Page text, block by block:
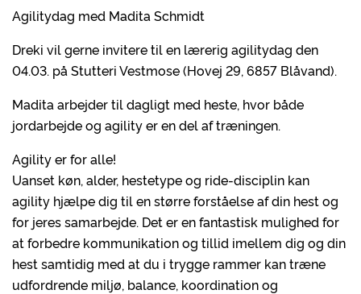
Agilitydag med Madita Schmidt
Dreki vil gerne invitere til en lærerig agilitydag den
04.03. på Stutteri Vestmose (Hovej 29, 6857 Blåvand).
Madita arbejder til dagligt med heste, hvor både
jordarbejde og agility er en del af træningen.
Agility er for alle!
Uanset køn, alder, hestetype og ride-disciplin kan
agility hjælpe dig til en større forståelse af din hest og
for jeres samarbejde. Det er en fantastisk mulighed for
at forbedre kommunikation og tillid imellem dig og din
hest samtidig med at du i trygge rammer kan træne
udfordrende miljø, balance, koordination og